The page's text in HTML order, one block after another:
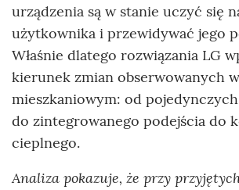
urządzenia są w stanie uczyć się
użytkownika i przewidywać jego
Właśnie dlatego rozwiązania LG
kierunek zmian obserwowanych
mieszkaniowym: od
do zintegrowanego podejścia do
cieplnego.
Analiza pokazuje, że przy